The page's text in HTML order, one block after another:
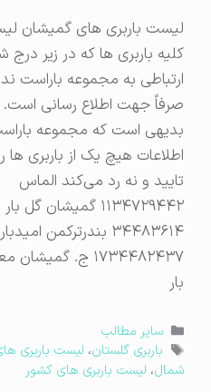
لیست باربری های گمیشان لیست
کلیه باربری ها که در زیر درج شده
ارتباطی به مجموعه باراست ندارد و
صرفاً جهت اطلاع رسانی است.
بدیهی است که مجموعه باراست
اطلاعات هیچ یک از باربری ها را نه
تایید و نه رد می‌کند الماس
۱۱۳۴۷۲۹۴۴۲ گمیشان گل بار
۳۴۴۸۳۶۱۴ بندرترکمن امیدبار
۱۷۳۴۴۸۲۴۳۷ ج. گمیشان معید
دسته‌ها
سایر مطالب
برچسب‌ها
باربری گلستان،لیست باربری های
شمال،لیست باربری های کشور